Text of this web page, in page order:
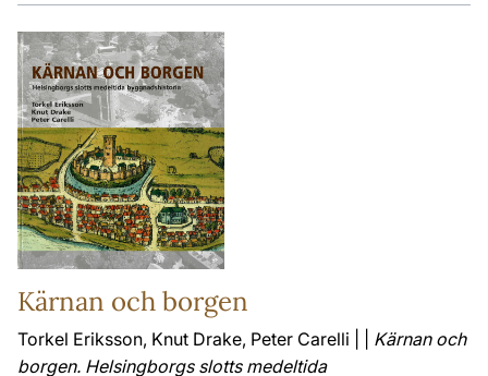
Kärnan och borgen
Torkel Eriksson, Knut Drake, Peter Carelli | | Kärnan och
borgen. Helsingborgs slotts medeltida